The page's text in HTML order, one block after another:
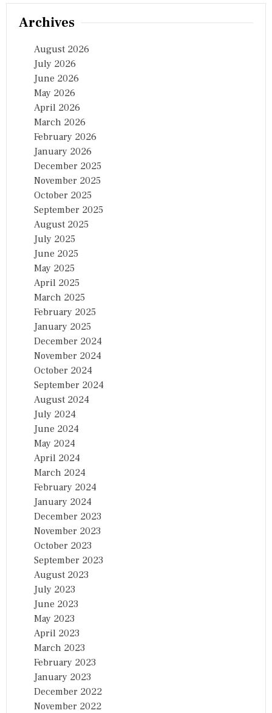
Archives
August 2026
July 2026
June 2026
May 2026
April 2026
March 2026
February 2026
January 2026
December 2025
November 2025
October 2025
September 2025
August 2025
July 2025
June 2025
May 2025
April 2025
March 2025
February 2025
January 2025
December 2024
November 2024
October 2024
September 2024
August 2024
July 2024
June 2024
May 2024
April 2024
March 2024
February 2024
January 2024
December 2023
November 2023
October 2023
September 2023
August 2023
July 2023
June 2023
May 2023
April 2023
March 2023
February 2023
January 2023
December 2022
November 2022